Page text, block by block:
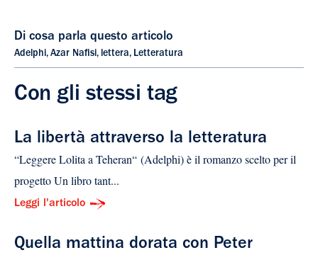
Di cosa parla questo articolo
Adelphi, Azar Nafisi, lettera, Letteratura
Con gli stessi tag
La libertà attraverso la letteratura
“Leggere Lolita a Teheran“ (Adelphi) è il romanzo scelto per il
progetto Un libro tant...
Leggi l'articolo
Quella mattina dorata con Peter